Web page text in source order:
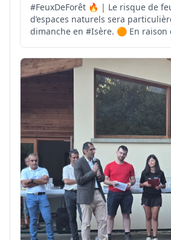
#FeuxDeForêt 🔥 | Le risque de
d’espaces naturels sera
dimanche en #Isère. 🟠 En raison de la nouvelle
du vent, les secteurs Vallée du
Isère Aval, Agglo-Grésivaudan et
Matheysine...